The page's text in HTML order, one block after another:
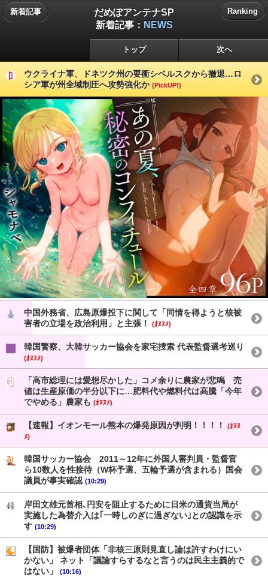
新着記事
だめぽアンテナSP
新着記事： NEWS
Ranking
トップ 次へ
ウクライナ軍、ドネツク州の要衝シベルスクから撤退…ロ
シア軍が州全域制圧へ攻勢強化か (PickUP!)
中国外務省、広島原爆投下に関して「同情を得ようと核被
害者の立場を政治利用」と主張！
(ｵﾇﾇﾒ)
韓国警察、大韓サッカー協会を家宅捜索 代表監督選考巡り
(ｵﾇﾇﾒ)
「高市総理には愛想尽かした」コメ余りに農家が悲鳴 売
値は生産原価の半分以下に…肥料代や燃料代は高騰「今年
でやめる」農家も (ｵﾇﾇﾒ)
【速報】イオンモール熊本の爆発原因が判明！！！！
(ｵﾇﾇ
ﾒ)
韓国サッカー協会 2011～12年に外国人審判員・監督官
ら10数人を性接待（W杯予選、五輪予選が含まれる）国会
議員が事実確認 (10:29)
岸田文雄元首相､円安を阻止するために日米の通貨当局が
実施した為替介入は｢一時しのぎに過ぎない｣との認識を示
す (10:29)
【国防】被爆者団体「非核三原則見直し論は許すわけにい
かない」 ネット「議論すらするなと言うのは民主主義的で
はない」
(10:16)